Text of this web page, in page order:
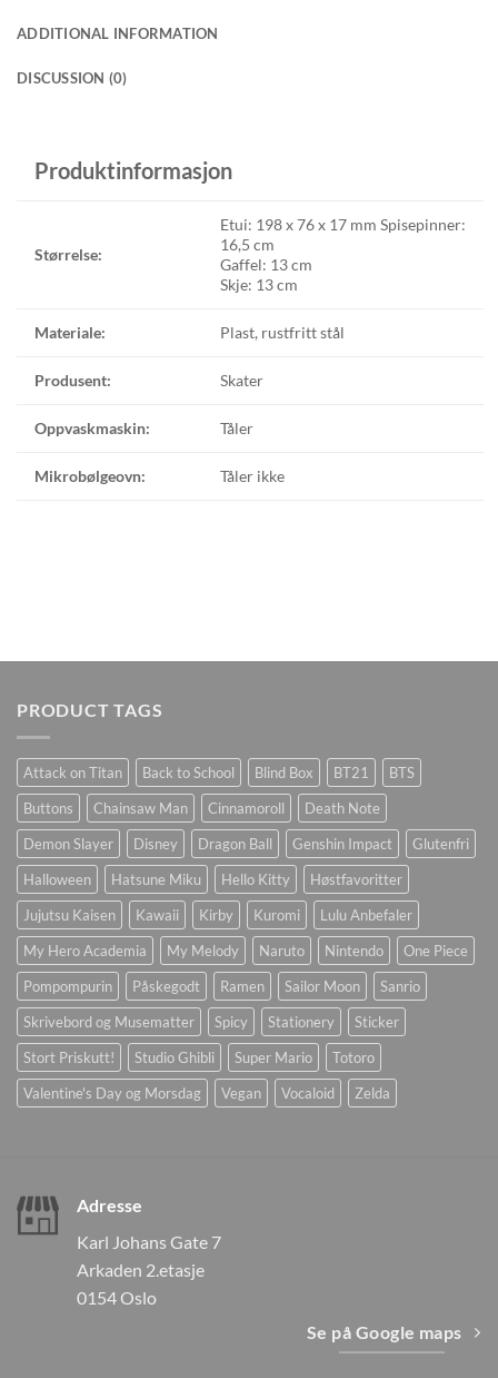
ADDITIONAL INFORMATION
DISCUSSION (0)
Produktinformasjon
Størrelse:
Etui: 198 x 76 x 17 mm Spisepinner:
16,5 cm
Gaffel: 13 cm
Skje: 13 cm
Materiale: Plast, rustfritt stål
Produsent: Skater
Oppvaskmaskin: Tåler
Mikrobølgeovn: Tåler ikke
PRODUCT TAGS
Attack on Titan Back to School Blind Box BT21
BTS
Buttons
Chainsaw Man Cinnamoroll
Death Note
Demon Slayer
Disney Dragon Ball Genshin Impact
Glutenfri
Halloween
Hatsune Miku Hello Kitty
Høstfavoritter
Jujutsu Kaisen
Kawaii Kirby Kuromi
Lulu Anbefaler
My Hero Academia
My Melody Naruto Nintendo
One Piece
Pompompurin
Påskegodt Ramen Sailor Moon
Sanrio
Skrivebord og Musematter
Spicy Stationery
Sticker
Stort Priskutt!
Studio Ghibli Super Mario
Totoro
Valentine's Day og Morsdag
Vegan Vocaloid Zelda
Adresse
Karl Johans Gate 7
Arkaden 2.etasje
0154 Oslo
Se på Google maps